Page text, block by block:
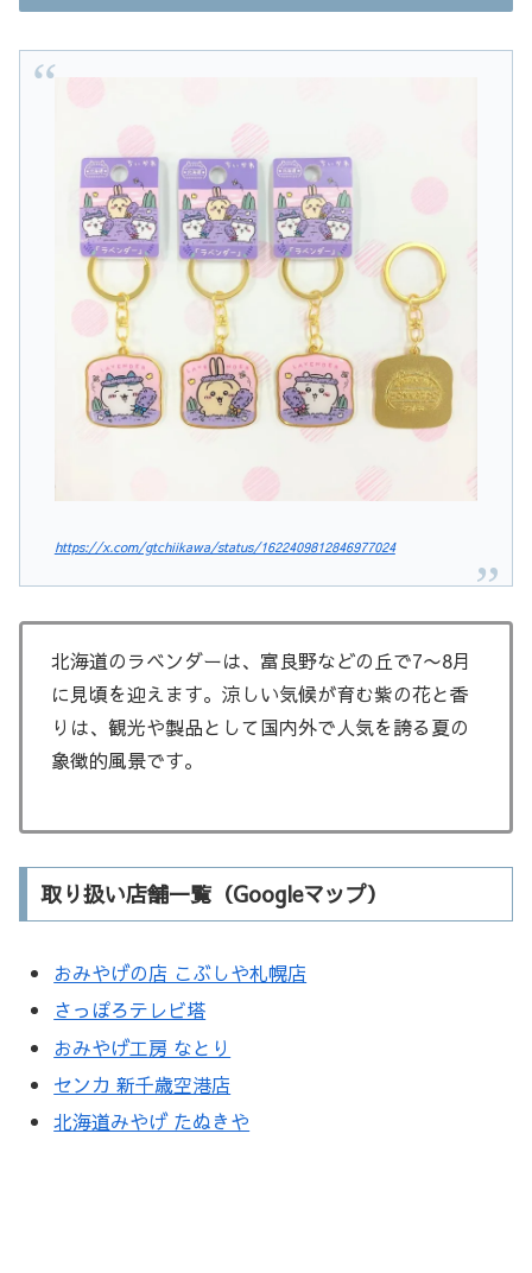
https://x.com/gtchiikawa/status/1622409812846977024
北海道のラベンダーは、富良野などの丘で7〜8月
に見頃を迎えます。涼しい気候が育む紫の花と香
りは、観光や製品として国内外で人気を誇る夏の
象徴的風景です。
取り扱い店舗一覧（Googleマップ）
おみやげの店 こぶしや札幌店
さっぽろテレビ塔
おみやげ工房 なとり
センカ 新千歳空港店
北海道みやげ たぬきや